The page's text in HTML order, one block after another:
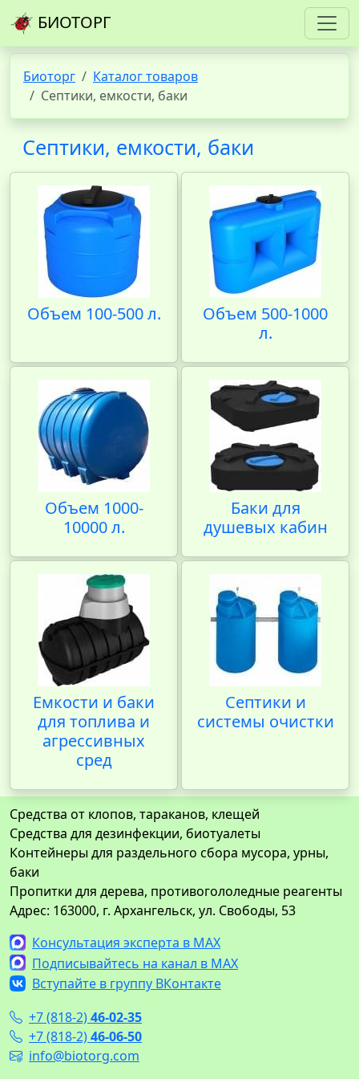
БИОТОРГ
Биоторг
Каталог товаров
Септики, емкости, баки
Септики, емкости, баки
Объем 100-500 л.
Объем 500-1000
л.
Объем 1000-
10000 л.
Баки для
душевых кабин
Емкости и баки
для топлива и
агрессивных
сред
Септики и
системы очистки
Средства от клопов, тараканов, клещей
Средства для дезинфекции, биотуалеты
Контейнеры для раздельного сбора мусора, урны,
баки
Пропитки для дерева, противогололедные реагенты
Адрес: 163000, г. Архангельск, ул. Свободы, 53
Консультация эксперта в MAX
Подписывайтесь на канал в MAX
Вступайте в группу ВКонтакте
+7 (818-2)46-02-35
+7 (818-2)46-06-50
info@biotorg.com